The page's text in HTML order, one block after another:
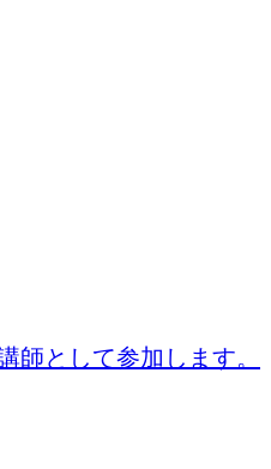
師として参加します。